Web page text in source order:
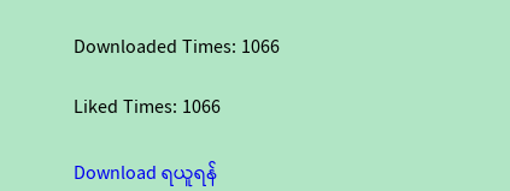
Downloaded Times: 1066
Liked Times: 1066
Download ရယူရန်